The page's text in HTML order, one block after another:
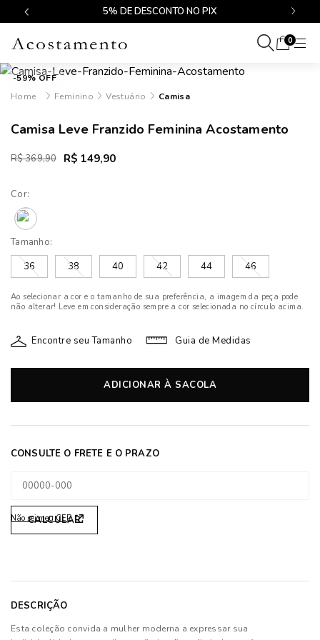
5% DE DESCONTO NO PIX
0
-59% OFF
Feminino
Vestuário Camisa
Camisa Leve Franzido Feminina Acostamento
R$ 369,90 R$ 149,90
Cor:
Tamanho:
36
38 40 42 44 46
Ao selecionar a cor e o tamanho de sua preferência, a imagem da peça pode
não alterar! Leve em consideração sempre a cor selecionada no círculo acima.
Encontre seu Tamanho Guia de Medidas
ADICIONAR À SACOLA
Não sei meu CEP
DESCRIÇÃO
Esta coleção convida a mulher moderna a expressar sua